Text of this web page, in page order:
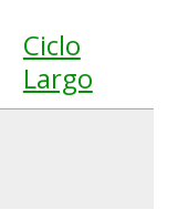
Ciclo
Largo